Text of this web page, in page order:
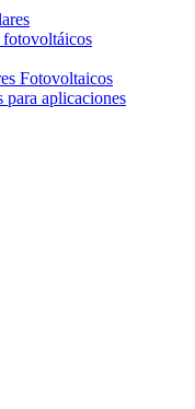
fotovoltáicos
Fotovoltaicos
para aplicaciones